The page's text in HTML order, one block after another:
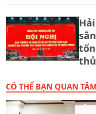
thủ
CÓ THỂ BẠN QUAN TÂM